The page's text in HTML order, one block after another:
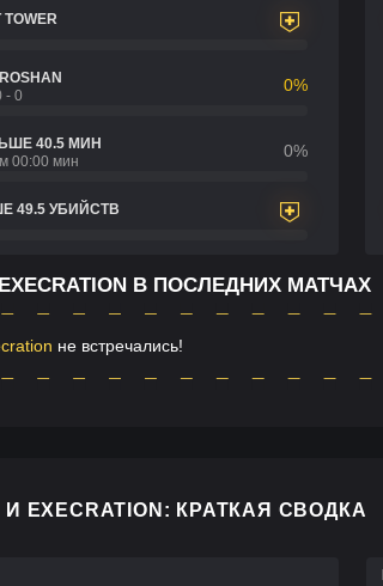
TOWER
- 0
0%
40.5 МИН
00:00 мин
0%
49.5 УБИЙСТВ
В ПОСЛЕДНИХ МАТЧАХ
не встречались!
КРАТКАЯ СВОДКА